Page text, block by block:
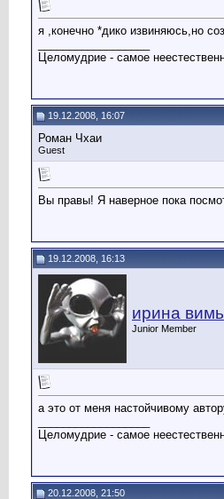
я ,конечно *дико извиняюсь,но
Целомудрие - самое
19.12.2008, 16:07
Роман Чхаи
Guest
Вы правы! Я наверное пока
19.12.2008, 16:13
ирина вимь
Junior Member
а это от меня настойчивому
Целомудрие - самое
20.12.2008, 21:50